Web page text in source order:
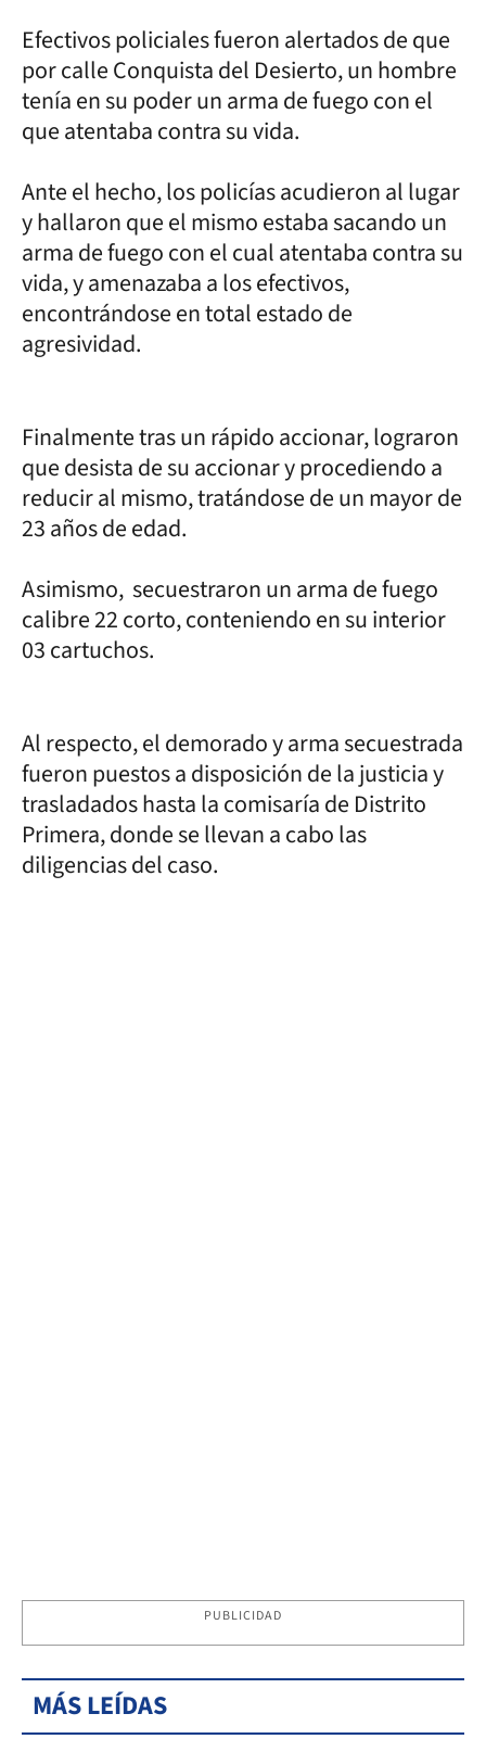
Efectivos policiales fueron alertados de que
por calle Conquista del Desierto, un hombre
tenía en su poder un arma de fuego con el
que atentaba contra su vida.
Ante el hecho, los policías acudieron al lugar
y hallaron que el mismo estaba sacando un
arma de fuego con el cual atentaba contra su
vida, y amenazaba a los efectivos,
encontrándose en total estado de
agresividad.
Finalmente tras un rápido accionar, lograron
que desista de su accionar y procediendo a
reducir al mismo, tratándose de un mayor de
23 años de edad.
Asimismo, secuestraron un arma de fuego
calibre 22 corto, conteniendo en su interior
03 cartuchos.
Al respecto, el demorado y arma secuestrada
fueron puestos a disposición de la justicia y
trasladados hasta la comisaría de Distrito
Primera, donde se llevan a cabo las
diligencias del caso.
PUBLICIDAD
MÁS LEÍDAS